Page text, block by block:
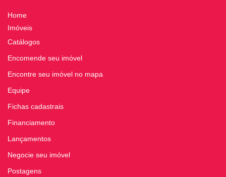
Home
Imóveis
Catálogos
Encomende seu imóvel
Encontre seu imóvel no mapa
Equipe
Fichas cadastrais
Financiamento
Lançamentos
Negocie seu imóvel
Postagens